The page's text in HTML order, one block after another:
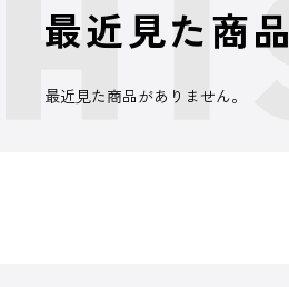
最近見た商品
最近見た商品がありません。